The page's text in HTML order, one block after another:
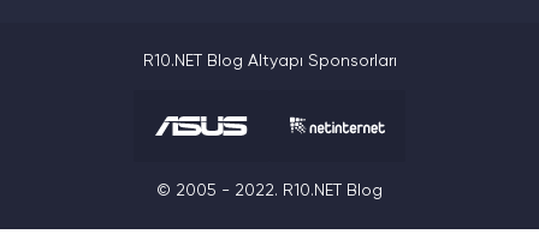
R10.NET Blog Altyapı Sponsorları
© 2005 - 2022. R10.NET Blog